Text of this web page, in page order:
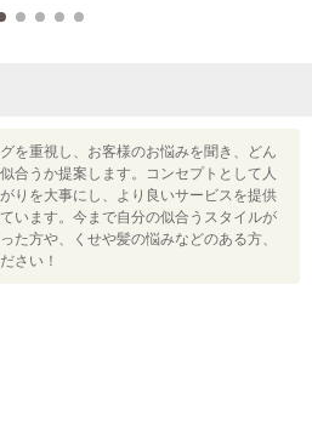
を重視し、お客様のお悩みを聞き、どん
合うか提案します。コンセプトとして人
りを大事にし、より良いサービスを提供
います。今まで自分の似合うスタイルが
た方や、くせや髪の悩みなどのある方、
さい！